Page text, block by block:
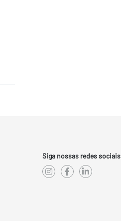
Siga nossas redes sociais